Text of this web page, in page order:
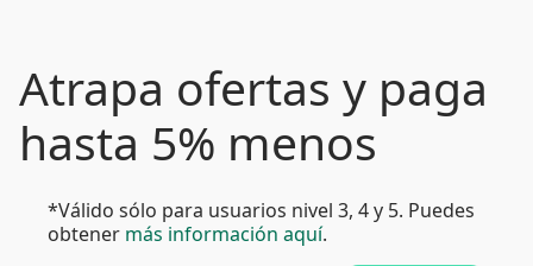
Atrapa ofertas y paga
hasta 5% menos
*Válido sólo para usuarios nivel 3, 4 y 5. Puedes
obtener más información aquí.